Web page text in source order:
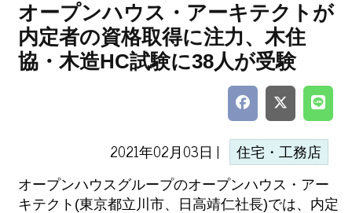
オープンハウス・アーキテクトが
内定者の資格取得に注力、木住
協・木造HC試験に38人が受験
2021年02月03日 | 住宅・工務店
オープンハウスグループのオープンハウス・アー
キテクト(東京都立川市、日高靖仁社長)では、内定